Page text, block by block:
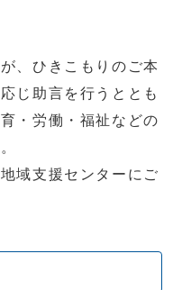
、ひきこもりのご本
じ助言を行うととも
・労働・福祉などの
域支援センターにご